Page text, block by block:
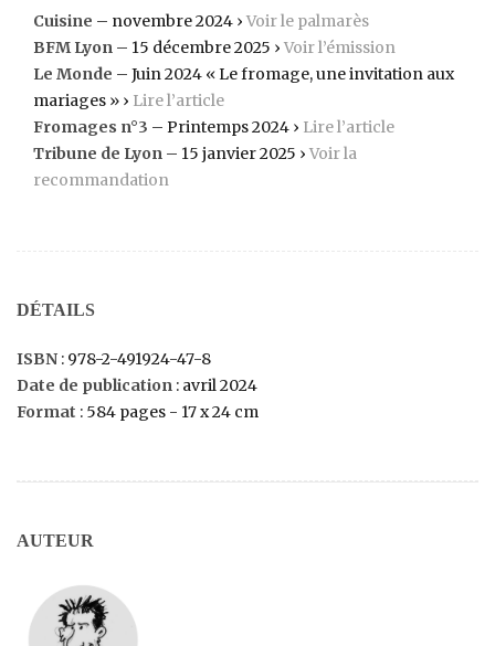
Cuisine – novembre 2024 › Voir le palmarès
BFM Lyon – 15 décembre 2025 › Voir l’émission
Le Monde – Juin 2024 « Le fromage, une invitation aux
mariages » › Lire l’article
Fromages n°3 – Printemps 2024 › Lire l’article
Tribune de Lyon – 15 janvier 2025 › Voir la
recommandation
DÉTAILS
ISBN : 978-2-491924-47-8
Date de publication : avril 2024
Format : 584 pages - 17 x 24 cm
AUTEUR